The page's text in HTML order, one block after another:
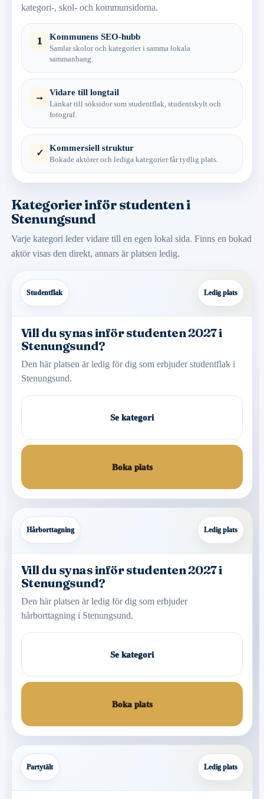
kategori-, skol- och kommunsidorna.
1 Kommunens SEO-hubb
Samlar skolor och kategorier i samma lokala
sammanhang.
→ Vidare till longtail
Länkar till söksidor som studentflak, studentskylt och
fotograf.
✓ Kommersiell struktur
Bokade aktörer och lediga kategorier får tydlig plats.
Kategorier inför studenten i
Stenungsund
Varje kategori leder vidare till en egen lokal sida. Finns en bokad
aktör visas den direkt, annars är platsen ledig.
Studentflak Ledig plats
Vill du synas inför studenten 2027 i
Stenungsund?
Den här platsen är ledig för dig som erbjuder studentflak i
Stenungsund.
Se kategori
Boka plats
Hårborttagning Ledig plats
Vill du synas inför studenten 2027 i
Stenungsund?
Den här platsen är ledig för dig som erbjuder
hårborttagning i Stenungsund.
Se kategori
Boka plats
Partytält Ledig plats